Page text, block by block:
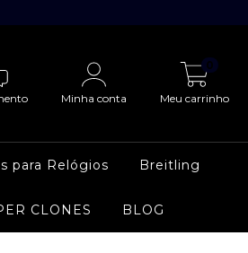
Minha conta Meu carrinho
0
para Relógios Breitling
CLONES BLOG